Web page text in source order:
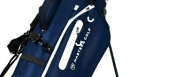
Golfové hole
Oblečení